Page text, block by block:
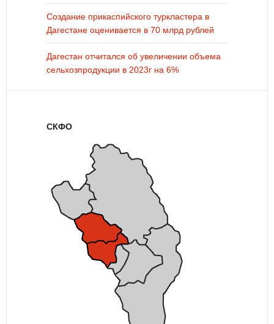
Создание прикаспийского туркластера в
Дагестане оценивается в 70 млрд рублей
Дагестан отчитался об увеличении объема
сельхозпродукции в 2023г на 6%
СКФО